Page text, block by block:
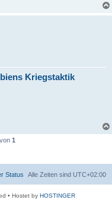
Kriegstaktik
von 1
Alle Zeiten sind UTC+02:00
Status
• Hostet by HOSTINGER